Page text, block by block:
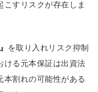
すリスクが存在しま
を取り入れリスク抑制
ける元本保証は出資法
本割れの可能性がある